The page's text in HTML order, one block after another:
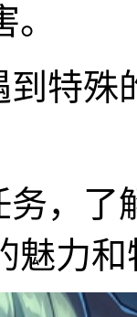
到特殊
务，
魅力